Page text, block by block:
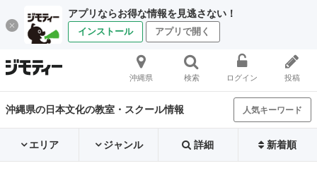
アプリならお得な情報を見逃さない！
インストール アプリで開く
沖縄県 検索 ログイン 投稿
沖縄県の日本文化の教室・スクール情報 人気キーワード
エリア ジャンル 詳細 新着順